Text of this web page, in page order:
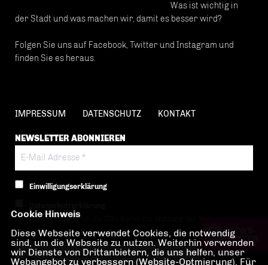
Was ist wichtig in
der Stadt und was machen wir, damit es besser wird?
Folgen Sie uns auf Facebook, Twitter und Instagram und
finden Sie es heraus.
IMPRESSUM DATENSCHUTZ KONTAKT
NEWSLETTER ABONNIEREN
Einwilligungserklärung
Hiermit berechtige ich die CDU Berlin zur Nutzung der Daten im Sinn
der nachfolgenden Datenschutzerklärung.*
Anti-Roboter-Verifizierung
Cookie Hinweis
Diese Webseite verwendet Cookies, die notwendig
sind, um die Webseite zu nutzen. Weiterhin verwenden
wir Dienste von Drittanbietern, die uns helfen, unser
Webangebot zu verbessern (Website-Optmierung). Für